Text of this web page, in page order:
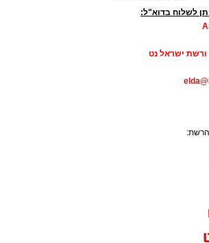
לשלוח בדוא"ל:
ישראל נט
הרשת: